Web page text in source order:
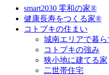
smart2030 零和の家®
健康長寿をつくる家®
コトブキの住まい
城南エリアで暮
コトブキの強み
狭小地に建てる家
二世帯住宅